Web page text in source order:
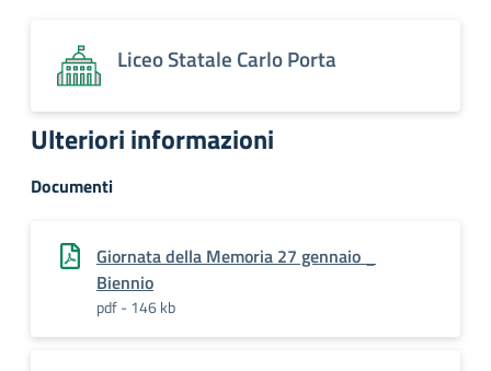
Liceo Statale Carlo Porta
Ulteriori informazioni
Documenti
Giornata della Memoria 27 gennaio _
Biennio
pdf - 146 kb